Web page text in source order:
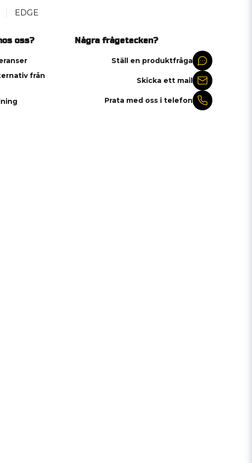
EDGE
oss?
från
Några frågetecken?
Ställ en produktfråga
Skicka ett mail
Prata med oss i telefon